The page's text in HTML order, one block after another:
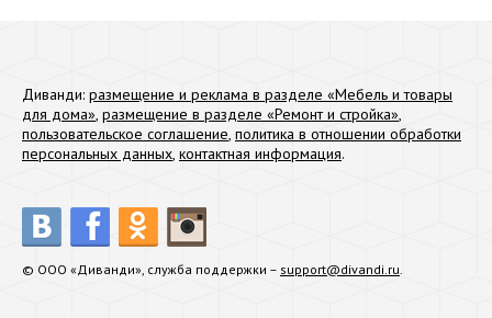
Диванди: размещение и реклама в разделе «Мебель и товары
для дома», размещение в разделе «Ремонт и стройка»,
пользовательское соглашение, политика в отношении обработки
персональных данных, контактная информация.
© ООО «Диванди», служба поддержки – support@divandi.ru.